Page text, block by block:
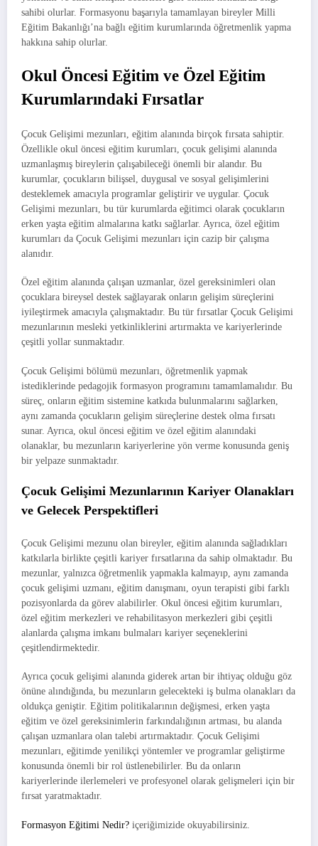
sahibi olurlar. Formasyonu başarıyla tamamlayan bireyler Milli
Eğitim Bakanlığı’na bağlı eğitim kurumlarında öğretmenlik yapma
hakkına sahip olurlar.
Okul Öncesi Eğitim ve Özel Eğitim
Kurumlarındaki Fırsatlar
Çocuk Gelişimi mezunları, eğitim alanında birçok fırsata sahiptir.
Özellikle okul öncesi eğitim kurumları, çocuk gelişimi alanında
uzmanlaşmış bireylerin çalışabileceği önemli bir alandır. Bu
kurumlar, çocukların bilişsel, duygusal ve sosyal gelişimlerini
desteklemek amacıyla programlar geliştirir ve uygular. Çocuk
Gelişimi mezunları, bu tür kurumlarda eğitimci olarak çocukların
erken yaşta eğitim almalarına katkı sağlarlar. Ayrıca, özel eğitim
kurumları da Çocuk Gelişimi mezunları için cazip bir çalışma
alanıdır.
Özel eğitim alanında çalışan uzmanlar, özel gereksinimleri olan
çocuklara bireysel destek sağlayarak onların gelişim süreçlerini
iyileştirmek amacıyla çalışmaktadır. Bu tür fırsatlar Çocuk Gelişimi
mezunlarının mesleki yetkinliklerini artırmakta ve kariyerlerinde
çeşitli yollar sunmaktadır.
Çocuk Gelişimi bölümü mezunları, öğretmenlik yapmak
istediklerinde pedagojik formasyon programını tamamlamalıdır. Bu
süreç, onların eğitim sistemine katkıda bulunmalarını sağlarken,
aynı zamanda çocukların gelişim süreçlerine destek olma fırsatı
sunar. Ayrıca, okul öncesi eğitim ve özel eğitim alanındaki
olanaklar, bu mezunların kariyerlerine yön verme konusunda geniş
bir yelpaze sunmaktadır.
Çocuk Gelişimi Mezunlarının Kariyer Olanakları
ve Gelecek Perspektifleri
Çocuk Gelişimi mezunu olan bireyler, eğitim alanında sağladıkları
katkılarla birlikte çeşitli kariyer fırsatlarına da sahip olmaktadır. Bu
mezunlar, yalnızca öğretmenlik yapmakla kalmayıp, aynı zamanda
çocuk gelişimi uzmanı, eğitim danışmanı, oyun terapisti gibi farklı
pozisyonlarda da görev alabilirler. Okul öncesi eğitim kurumları,
özel eğitim merkezleri ve rehabilitasyon merkezleri gibi çeşitli
alanlarda çalışma imkanı bulmaları kariyer seçeneklerini
çeşitlendirmektedir.
Ayrıca çocuk gelişimi alanında giderek artan bir ihtiyaç olduğu göz
önüne alındığında, bu mezunların gelecekteki iş bulma olanakları da
oldukça geniştir. Eğitim politikalarının değişmesi, erken yaşta
eğitim ve özel gereksinimlerin farkındalığının artması, bu alanda
çalışan uzmanlara olan talebi artırmaktadır. Çocuk Gelişimi
mezunları, eğitimde yenilikçi yöntemler ve programlar geliştirme
konusunda önemli bir rol üstlenebilirler. Bu da onların
kariyerlerinde ilerlemeleri ve profesyonel olarak gelişmeleri için bir
fırsat yaratmaktadır.
Formasyon Eğitimi Nedir? içeriğimizide okuyabilirsiniz.